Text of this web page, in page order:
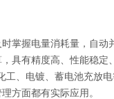
握电量消耗量，自动
具有精度高、性能稳定
、电镀、蓄电池充放电
方面都有实际应用。